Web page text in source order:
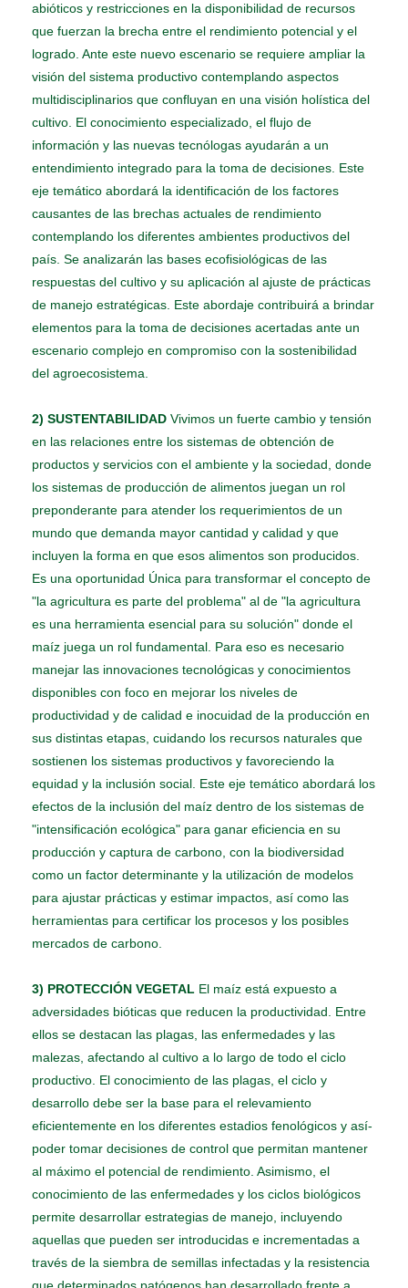
abióticos y restricciones en la disponibilidad de recursos
que fuerzan la brecha entre el rendimiento potencial y el
logrado. Ante este nuevo escenario se requiere ampliar la
visión del sistema productivo contemplando aspectos
multidisciplinarios que confluyan en una visión holística del
cultivo. El conocimiento especializado, el flujo de
información y las nuevas tecnólogas ayudarán a un
entendimiento integrado para la toma de decisiones. Este
eje temático abordará la identificación de los factores
causantes de las brechas actuales de rendimiento
contemplando los diferentes ambientes productivos del
país. Se analizarán las bases ecofisiológicas de las
respuestas del cultivo y su aplicación al ajuste de prácticas
de manejo estratégicas. Este abordaje contribuirá a brindar
elementos para la toma de decisiones acertadas ante un
escenario complejo en compromiso con la sostenibilidad
del agroecosistema.
2) SUSTENTABILIDAD Vivimos un fuerte cambio y tensión
en las relaciones entre los sistemas de obtención de
productos y servicios con el ambiente y la sociedad, donde
los sistemas de producción de alimentos juegan un rol
preponderante para atender los requerimientos de un
mundo que demanda mayor cantidad y calidad y que
incluyen la forma en que esos alimentos son producidos.
Es una oportunidad Única para transformar el concepto de
"la agricultura es parte del problema" al de "la agricultura
es una herramienta esencial para su solución" donde el
maíz juega un rol fundamental. Para eso es necesario
manejar las innovaciones tecnológicas y conocimientos
disponibles con foco en mejorar los niveles de
productividad y de calidad e inocuidad de la producción en
sus distintas etapas, cuidando los recursos naturales que
sostienen los sistemas productivos y favoreciendo la
equidad y la inclusión social. Este eje temático abordará los
efectos de la inclusión del maíz dentro de los sistemas de
"intensificación ecológica" para ganar eficiencia en su
producción y captura de carbono, con la biodiversidad
como un factor determinante y la utilización de modelos
para ajustar prácticas y estimar impactos, así­ como las
herramientas para certificar los procesos y los posibles
mercados de carbono.
3) PROTECCIÓN VEGETAL El maíz está expuesto a
adversidades bióticas que reducen la productividad. Entre
ellos se destacan las plagas, las enfermedades y las
malezas, afectando al cultivo a lo largo de todo el ciclo
productivo. El conocimiento de las plagas, el ciclo y
desarrollo debe ser la base para el relevamiento
eficientemente en los diferentes estadios fenológicos y así­
poder tomar decisiones de control que permitan mantener
al máximo el potencial de rendimiento. Asimismo, el
conocimiento de las enfermedades y los ciclos biológicos
permite desarrollar estrategias de manejo, incluyendo
aquellas que pueden ser introducidas e incrementadas a
través de la siembra de semillas infectadas y la resistencia